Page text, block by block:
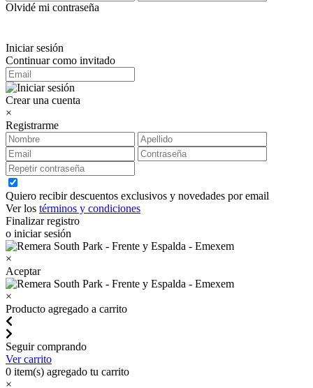
Olvidé mi contraseña
Iniciar sesión
Continuar como invitado
Crear una cuenta
×
Registrarme
Quiero recibir descuentos exclusivos y novedades por email
Ver los términos y condiciones
Finalizar registro
o iniciar sesión
×
Aceptar
×
Producto agregado a carrito
Seguir comprando
Ver carrito
0 item(s) agregado tu carrito
×